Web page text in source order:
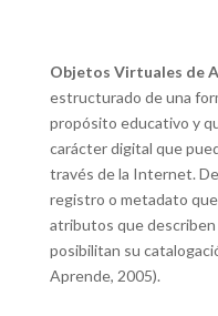
Objetos Virtuales de
estructurado de una
propósito educativo y
carácter digital que
través de la Internet.
registro o metadato
atributos que
posibilitan su
Aprende, 2005).